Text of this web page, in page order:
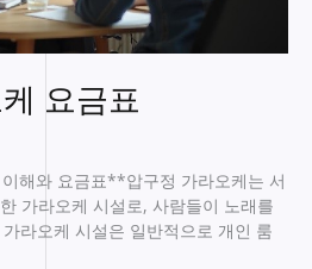
요금표
해와 요금표**압구정 가라오케는 서
가라오케 시설로, 사람들이 노래를
라오케 시설은 일반적으로 개인 룸